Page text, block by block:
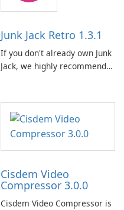
Junk Jack Retro 1.3.1
If you don't already own Junk
Jack, we highly recommend
This game is where it all
began! Junk Jack Retro,
formerly known as Junk Jack,
Cisdem Video
Compressor 3.0.0
Cisdem Video Compressor is